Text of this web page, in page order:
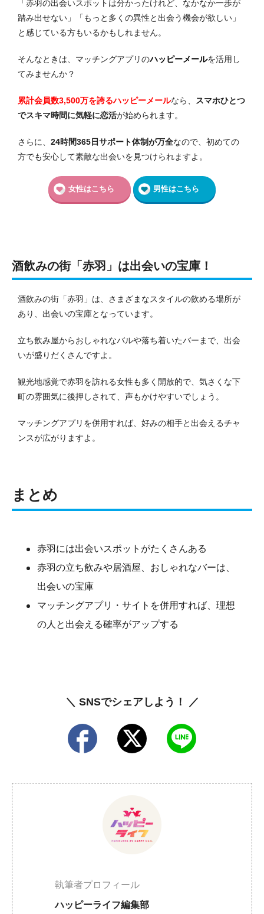
「赤羽の出会いスポットは分かったけれど、なかなか一歩が
踏み出せない」「もっと多くの異性と出会う機会が欲しい」
と感じている方もいるかもしれません。
そんなときは、マッチングアプリのハッピーメールを活用し
てみませんか？
累計会員数3,500万を誇るハッピーメールなら、
スマホひとつ
でスキマ時間に気軽に恋活が始められます。
さらに、 24時間365日サポート体制が万全なので、初めての
方でも安心して素敵な出会いを見つけられますよ。
女性はこちら 男性はこちら
酒飲みの街「赤羽」は出会いの宝庫！
酒飲みの街「赤羽」は、さまざまなスタイルの飲める場所が
あり、出会いの宝庫となっています。
立ち飲み屋からおしゃれなバルや落ち着いたバーまで、出会
いが盛りだくさんですよ。
観光地感覚で赤羽を訪れる女性も多く開放的で、気さくな下
町の雰囲気に後押しされて、声もかけやすいでしょう。
マッチングアプリを併用すれば、好みの相手と出会えるチャ
ンスが広がりますよ。
まとめ
赤羽には出会いスポットがたくさんある
赤羽の立ち飲みや居酒屋、おしゃれなバーは、
出会いの宝庫
マッチングアプリ・サイトを併用すれば、理想
の人と出会える確率がアップする
＼ SNSでシェアしよう！ ／
執筆者プロフィール
ハッピーライフ編集部